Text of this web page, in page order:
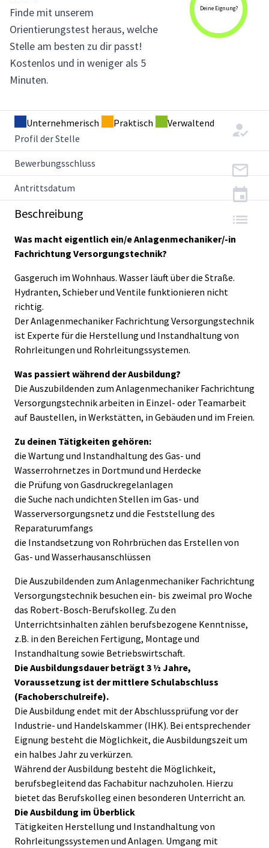
Deine Eignung?
Finde mit unserem
Orientierungstest heraus, welche
Stelle am besten zu dir passt!
Kostenlos und in weniger als 5
Minuten.
Unternehmerisch Praktisch
Verwaltend
Profil der Stelle
Bewerbungsschluss
Antrittsdatum
Beschreibung
Was macht eigentlich ein/e Anlagenmechaniker/-in
Fachrichtung Versorgungstechnik?
Gasgeruch im Wohnhaus. Wasser läuft über die Straße.
Hydranten, Schieber und Ventile funktionieren nicht
richtig.
Der Anlagenmechaniker Fachrichtung Versorgungstechnik
ist Experte für die Herstellung und Instandhaltung von
Rohrleitungen und Rohrleitungssystemen.
Was passiert während der Ausbildung?
Die Auszubildenden zum Anlagenmechaniker Fachrichtung
Versorgungstechnik arbeiten in Einzel- oder Teamarbeit
auf Baustellen, in Werkstätten, in Gebäuden und im Freien.
Zu deinen Tätigkeiten gehören:
die Wartung und Instandhaltung des Gas- und
Wasserrohrnetzes in Dortmund und Herdecke
die Prüfung von Gasdruckregelanlagen
die Suche nach undichten Stellen im Gas- und
Wasserversorgungsnetz und die Feststellung des
Reparaturumfangs
die Instandsetzung von Rohrbrüchen das Erstellen von
Gas- und Wasserhausanschlüssen
Die Auszubildenden zum Anlagenmechaniker Fachrichtung
Versorgungstechnik besuchen ein- bis zweimal pro Woche
das Robert-Bosch-Berufskolleg. Zu den
Unterrichtsinhalten zählen berufsbezogene Kenntnisse,
z.B. in den Bereichen Fertigung, Montage und
Instandhaltung sowie Betriebswirtschaft.
Die Ausbildungsdauer beträgt 3 ½ Jahre,
Voraussetzung ist der mittlere Schulabschluss
(Fachoberschulreife).
Die Ausbildung endet mit der Abschlussprüfung vor der
Industrie- und Handelskammer (IHK). Bei entsprechender
Eignung besteht die Möglichkeit, die Ausbildungszeit um
ein halbes Jahr zu verkürzen.
Während der Ausbildung besteht die Möglichkeit,
berufsbegleitend das Fachabitur nachzuholen. Hierzu
bietet das Berufskolleg einen besonderen Unterricht an.
Die Ausbildung im Überblick
Tätigkeiten Herstellung und Instandhaltung von
Rohrleitungssystemen und Anlagen. Umgang mit